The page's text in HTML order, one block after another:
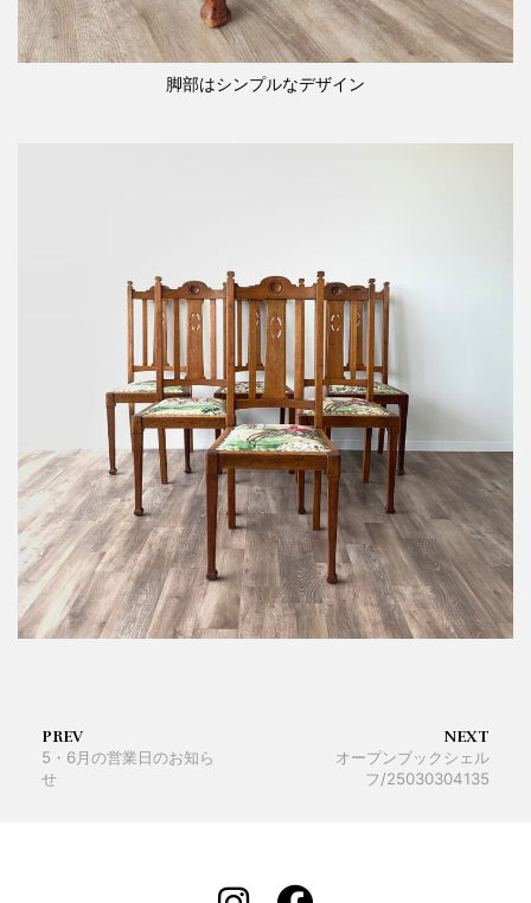
脚部はシンプルなデザイン
PREV
5・6月の営業日のお知ら
せ
NEXT
オープンブックシェル
フ/25030304135